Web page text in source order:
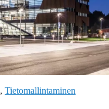
, Tietomallintaminen